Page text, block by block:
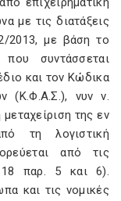
με τις διατάξεις
2013, με βάση το
συντάσσεται
και τον Κώδικα
(Κ.Φ.Α.Σ.), νυν ν.
της εν
τη λογιστική
από τις
18 παρ. 5 και 6).
και τις νομικές